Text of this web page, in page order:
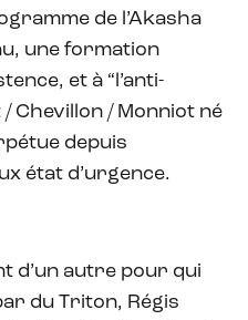
de l’Akasha
une formation
et à “l’anti-
Chevillon / Monniot né
depuis
état d’urgence.
d’un autre pour qui
du Triton, Régis